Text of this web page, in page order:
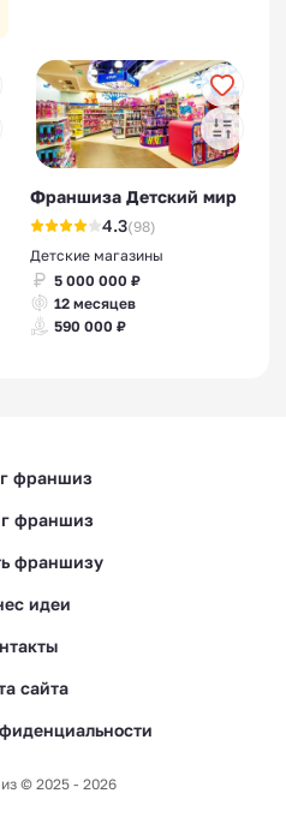
Франшиза Детский мир
4.3(98)
Детские магазины
5 000 000 ₽
12 месяцев
590 000 ₽
франшиз
франшиз
франшизу
идеи
сайта
© 2025 - 2026